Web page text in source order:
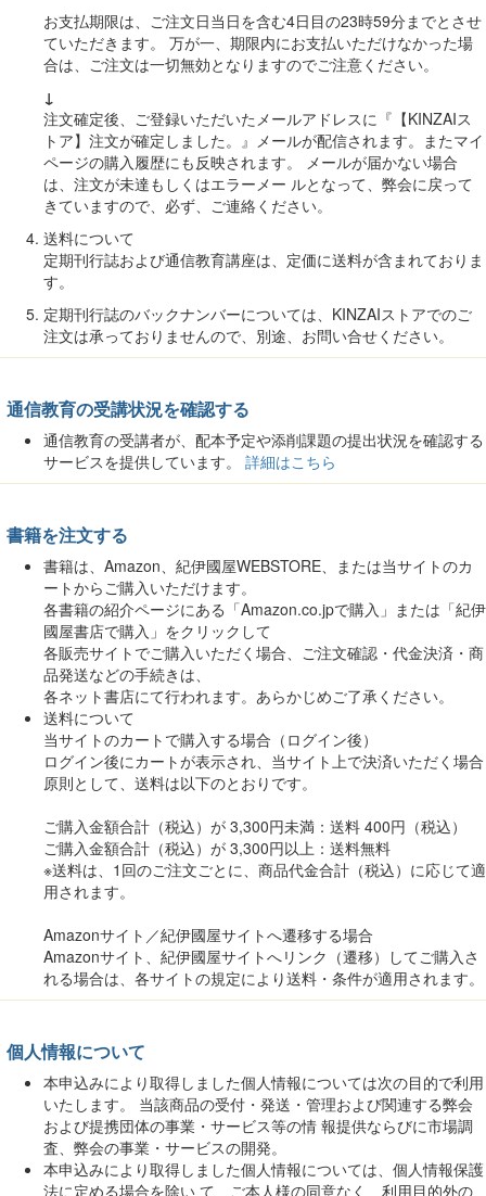
お支払期限は、ご注文日当日を含む4日目の23時59分までとさせ
ていただきます。 万が一、期限内にお支払いただけなかった場
合は、ご注文は一切無効となりますのでご注意ください。
↓
注文確定後、ご登録いただいたメールアドレスに『【KINZAIス
トア】注文が確定しました。』メールが配信されます。またマイ
ページの購入履歴にも反映されます。 メールが届かない場合
は、注文が未達もしくはエラーメー ルとなって、弊会に戻って
きていますので、必ず、ご連絡ください。
送料について
定期刊行誌および通信教育講座は、定価に送料が含まれておりま
す。
定期刊行誌のバックナンバーについては、KINZAIストアでのご
注文は承っておりませんので、別途、お問い合せください。
通信教育の受講状況を確認する
通信教育の受講者が、配本予定や添削課題の提出状況を確認する
サービスを提供しています。 詳細はこちら
書籍を注文する
書籍は、Amazon、紀伊國屋WEBSTORE、または当サイトのカ
ートからご購入いただけます。
各書籍の紹介ページにある「Amazon.co.jpで購入」または「紀伊
國屋書店で購入」をクリックして
各販売サイトでご購入いただく場合、ご注文確認・代金決済・商
品発送などの手続きは、
各ネット書店にて行われます。あらかじめご了承ください。
送料について
当サイトのカートで購入する場合（ログイン後）
ログイン後にカートが表示され、当サイト上で決済いただく場合
原則として、送料は以下のとおりです。
ご購入金額合計（税込）が 3,300円未満：送料 400円（税込）
ご購入金額合計（税込）が 3,300円以上：送料無料
※送料は、1回のご注文ごとに、商品代金合計（税込）に応じて適
用されます。
Amazonサイト／紀伊國屋サイトへ遷移する場合
Amazonサイト、紀伊國屋サイトへリンク（遷移）してご購入さ
れる場合は、各サイトの規定により送料・条件が適用されます。
個人情報について
本申込みにより取得しました個人情報については次の目的で利用
いたします。 当該商品の受付・発送・管理および関連する弊会
および提携団体の事業・サービス等の情 報提供ならびに市場調
査、弊会の事業・サービスの開発。
本申込みにより取得しました個人情報については、個人情報保護
法に定める場合を除い て、ご本人様の同意なく、利用目的外の